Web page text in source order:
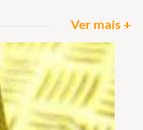
Ver mais +